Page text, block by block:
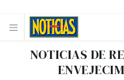
NOTICIAS DE